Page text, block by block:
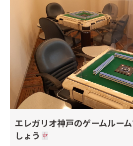
エレガリオ神戸のゲームルー
しょう